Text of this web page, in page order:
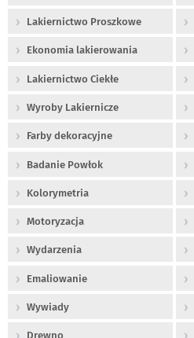
Lakiernictwo Proszkowe
Ekonomia lakierowania
Lakiernictwo Ciekłe
Wyroby Lakiernicze
Farby dekoracyjne
Badanie Powłok
Kolorymetria
Motoryzacja
Wydarzenia
Emaliowanie
Wywiady
Drewno